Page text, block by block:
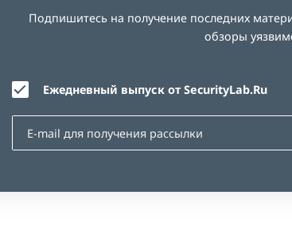
Подпишитесь на получение последних
обзоры
Ежедневный выпуск от SecurityLab.Ru